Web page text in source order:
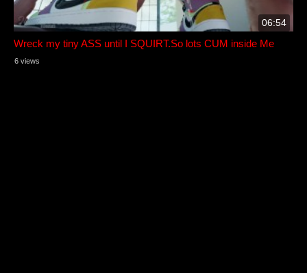
06:54
Wreck my tiny ASS until I SQUIRT.So lots CUM inside Me
6 views